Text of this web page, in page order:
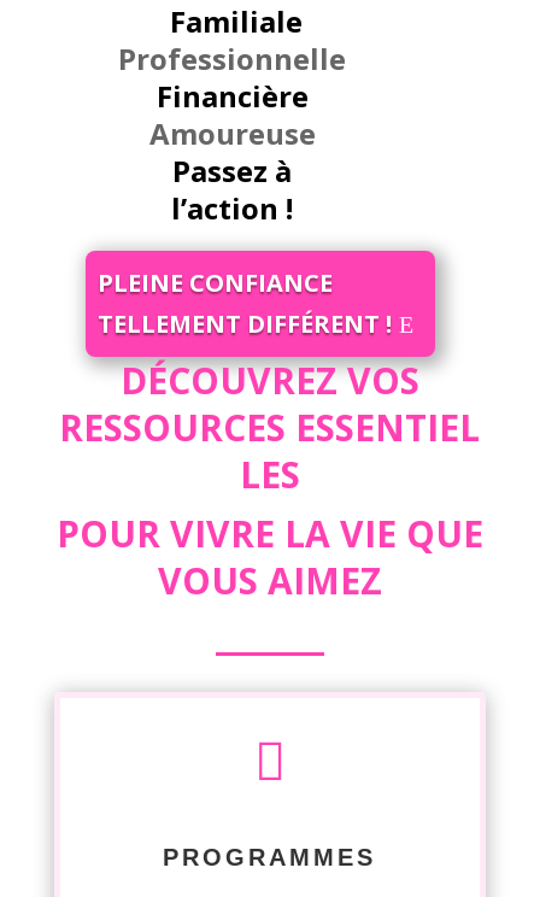
Familiale
Professionnelle
Financière
Amoureuse
Passez à
l’action !
PLEINE CONFIANCE
TELLEMENT DIFFÉRENT !
DÉCOUVREZ VOS
RESSOURCES ESSENTIEL
LES
POUR VIVRE LAVIE QUE
VOUS AIMEZ

PROGRAMMES